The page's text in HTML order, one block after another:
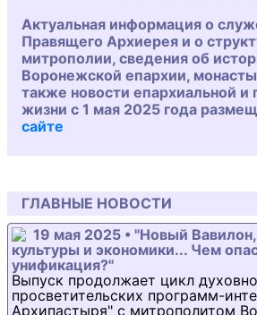
Актуальная информация о
Правящего Архиерея и о
митрополии, сведения об
Воронежской епархии,
также новости епархиальной и
жизни с 1 мая 2025 года
сайте
ГЛАВНЫЕ НОВОСТИ
19 мая 2025 • "Новый
культуры и экономики... Чем
унификация?"
Выпуск продолжает цикл
просветительских программ-
Архипастыря" с митрополитом